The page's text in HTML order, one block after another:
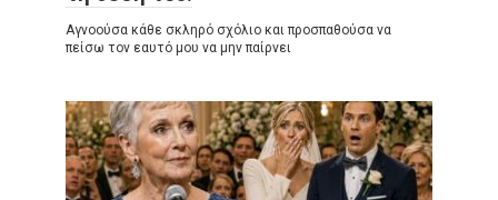
Αγνοούσα κάθε σκληρό σχόλιο και προσπαθούσα να
πείσω τον εαυτό μου να μην παίρνει